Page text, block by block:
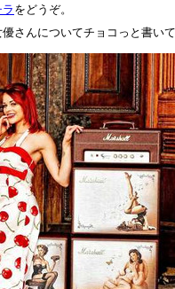
ラをどうぞ。
さんについてチョコっと書いて